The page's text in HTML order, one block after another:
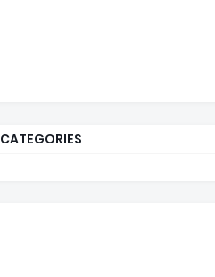
CATEGORIES